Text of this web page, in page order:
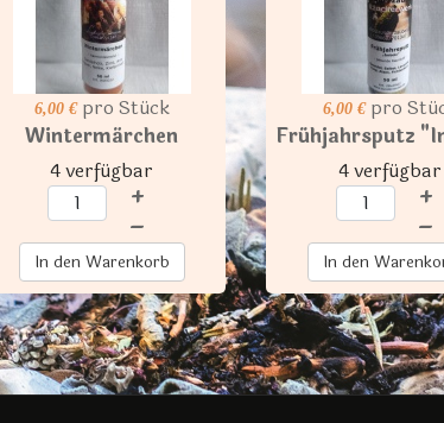
6,00 € pro Stück
Wintermärchen
4 verfügbar
+
–
In den Warenkorb
6,00 € pro
Frühjahrsputz
4 verfügbar
+
–
In den